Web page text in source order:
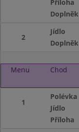
Příloha
Doplněk
2
Jídlo
Doplněk
Menu Chod
1
Polévka
Jídlo
Příloha